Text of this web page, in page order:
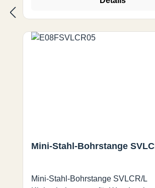
Mini-Stahl-Bohrstange
Mini-Stahl-Bohrstange SVLCR/L